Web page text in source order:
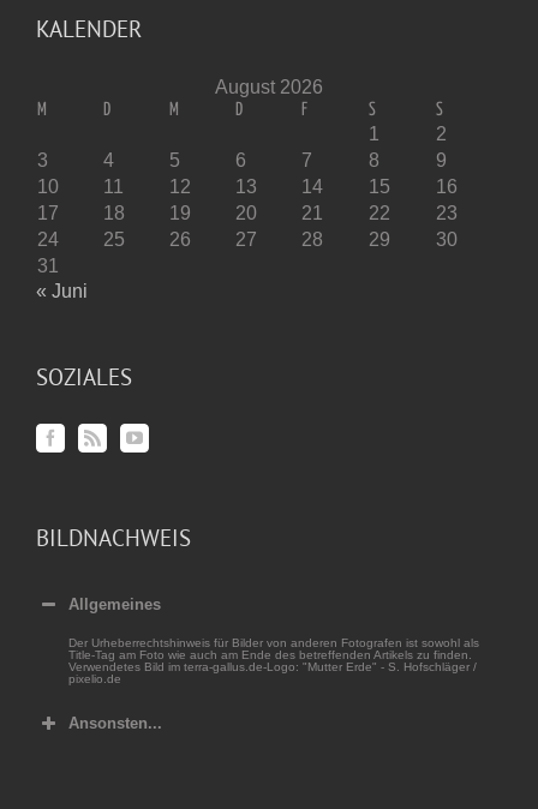
KALENDER
August 2026
M D M D F S S
1
2
3
4 5 6 7 8
9
10
11 12 13 14 15
16
17
18 19 20 21 22
23
24
25 26 27 28 29
30
31
« Juni
SOZIALES
BILDNACHWEIS
Allgemeines
Der Urheberrechtshinweis für Bilder von anderen Fotografen ist sowohl als
Title-Tag am Foto wie auch am Ende des betreffenden Artikels zu finden.
Verwendetes Bild im terra-gallus.de-Logo: "Mutter Erde" - S. Hofschläger /
pixelio.de
Ansonsten...